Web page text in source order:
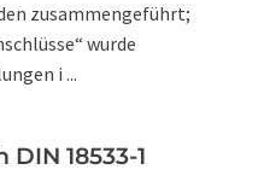
zusammengeführt;
wurde
i ...
18533-1